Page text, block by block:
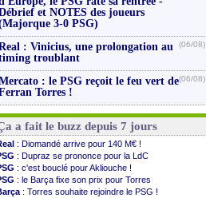
et NOTES des joueurs
3-0 PSG)
: Vinicius, une prolongation au
troublant
(06/08)
: le PSG reçoit le feu vert de
Torres !
(06/08)
a fait le buzz depuis 7 jours
: Diomandé arrive pour 140 M€ !
: Dupraz se prononce pour la LdC
: c'est bouclé pour Akliouche !
: le Barça fixe son prix pour Torres
: Torres souhaite rejoindre le PSG !